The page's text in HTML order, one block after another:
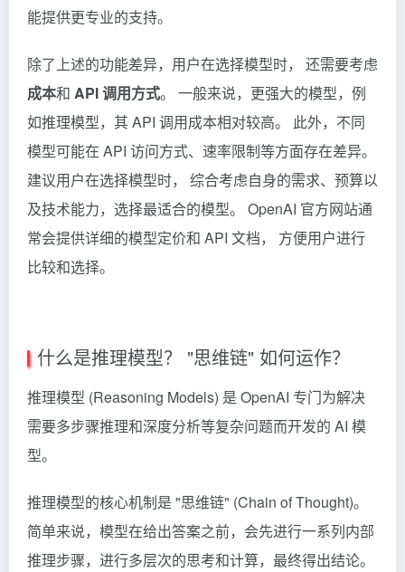
能提供更专业的支持。
除了上述的功能差异，用户在选择模型时， 还需要考虑
成本和 API 调用方式。 一般来说，更强大的模型，例
如推理模型，其 API 调用成本相对较高。 此外，不同
模型可能在 API 访问方式、速率限制等方面存在差异。
建议用户在选择模型时， 综合考虑自身的需求、预算以
及技术能力，选择最适合的模型。 OpenAI 官方网站通
常会提供详细的模型定价和 API 文档， 方便用户进行
比较和选择。
什么是推理模型？ "思维链" 如何运作？
推理模型 (Reasoning Models) 是 OpenAI 专门为解决
需要多步骤推理和深度分析等复杂问题而开发的 AI 模
型。
推理模型的核心机制是 "思维链" (Chain of Thought)。
简单来说，模型在给出答案之前，会先进行一系列内部
推理步骤，进行多层次的思考和计算，最终得出结论。